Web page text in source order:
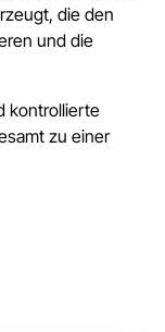
die den
und die
kontrollierte
zu einer